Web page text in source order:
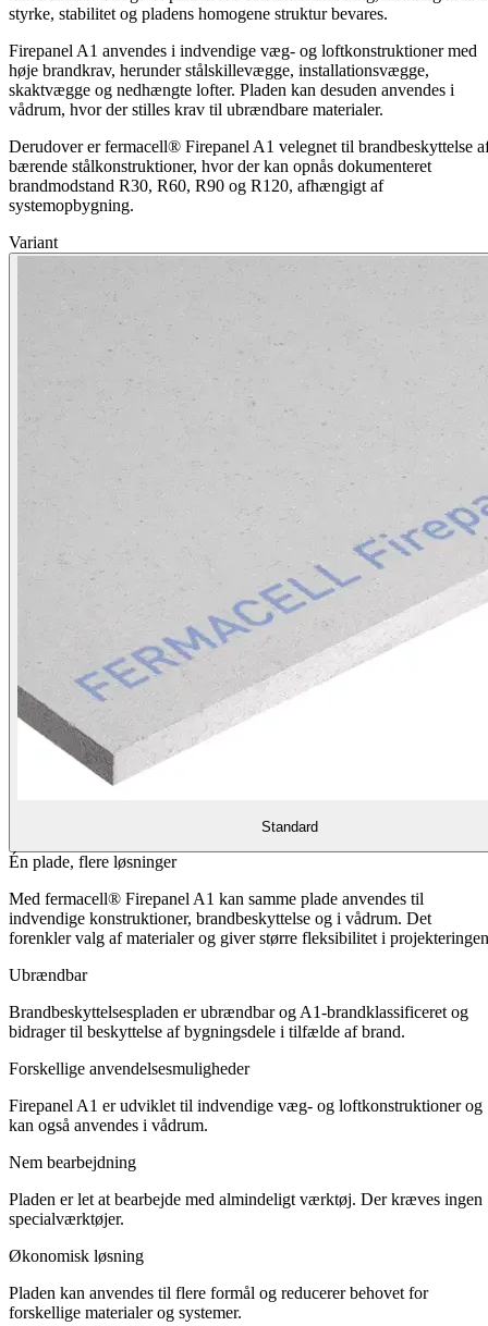
styrke, stabilitet og pladens homogene struktur bevares.
Firepanel A1 anvendes i indvendige væg- og loftkonstruktioner med
høje brandkrav, herunder stålskillevægge, installationsvægge,
skaktvægge og nedhængte lofter. Pladen kan desuden anvendes i
vådrum, hvor der stilles krav til ubrændbare materialer.
Derudover er fermacell® Firepanel A1 velegnet til brandbeskyttelse
bærende stålkonstruktioner, hvor der kan opnås dokumenteret
brandmodstand R30, R60, R90 og R120, afhængigt af
systemopbygning.
Variant
Standard
Én plade, flere løsninger
Med fermacell® Firepanel A1 kan samme plade anvendes til
indvendige konstruktioner, brandbeskyttelse og i vådrum. Det
forenkler valg af materialer og giver større fleksibilitet i
Ubrændbar
Brandbeskyttelsespladen er ubrændbar og A1‑brandklassificeret og
bidrager til beskyttelse af bygningsdele i tilfælde af brand.
Forskellige anvendelsesmuligheder
Firepanel A1 er udviklet til indvendige væg- og loftkonstruktioner og
kan også anvendes i vådrum.
Nem bearbejdning
Pladen er let at bearbejde med almindeligt værktøj. Der kræves ingen
specialværktøjer.
Økonomisk løsning
Pladen kan anvendes til flere formål og reducerer behovet for
forskellige materialer og systemer.